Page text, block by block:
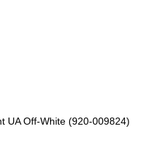
UA Off-White (920-009824)